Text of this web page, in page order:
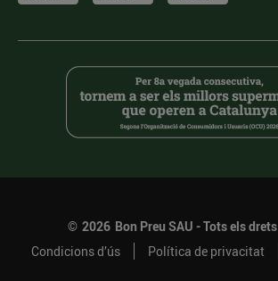
© 2026 Bon Preu SAU - Tots els
Condicions d’ús
Política de privacitat